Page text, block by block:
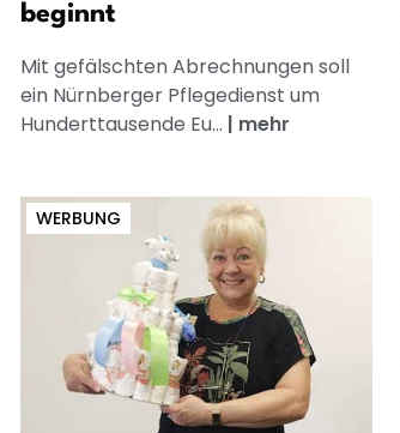
beginnt
Mit gefälschten Abrechnungen soll
ein Nürnberger Pflegedienst um
Hunderttausende Eu... | mehr
WERBUNG